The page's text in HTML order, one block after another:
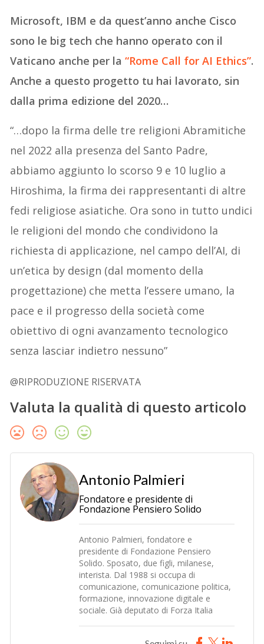
Microsoft, IBM e da quest’anno anche Cisco
sono le big tech che hanno operato con il
Vaticano anche per la“Rome Call for AI Ethics”.
Anche a questo progetto tu hai lavorato, sin
dalla prima edizione del 2020…
“…dopo la firma delle tre religioni Abramitiche
nel 2022 alla presenza del Santo Padre,
abbiamo aggiunto lo scorso 9 e 10 luglio a
Hiroshima, la firma dei rappresentanti di altre
fedi religiose asiatiche. Ora sono in tutto undici
le religioni del mondo che condividono la
richiesta di applicazione, nel campo dell’AI, di
un’etica by design (dal momento della
progettazione) che metta l’essere umano, la
pace e il progresso della società come
obiettivo di ogni avanzamento tecnologico
senza lasciar indietro nessuno”
@RIPRODUZIONE RISERVATA
Valuta la qualità di questo articolo
Antonio Palmieri
Fondatore e presidente di
Fondazione Pensiero Solido
Antonio Palmieri, fondatore e
presidente di Fondazione Pensiero
Solido. Sposato, due figli, milanese,
interista. Dal 1988 si occupa di
comunicazione, comunicazione politica,
formazione, innovazione digitale e
sociale. Già deputato di Forza Italia